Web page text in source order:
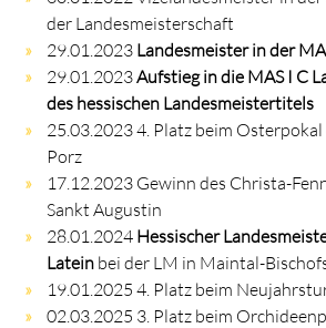
der Landesmeisterschaft
29.01.2023 Landesmeister in der
29.01.2023Aufstieg in die MAS I C
des hessischen Landesmeistertitels
25.03.2023 4. Platz beim
Porz
17.12.2023 Gewinn des Christa-
Sankt Augustin
28.01.2024 Hessischer
Latein bei der LM in Maintal-
19.01.2025 4. Platz beim
02.03.2025 3. Platz beim